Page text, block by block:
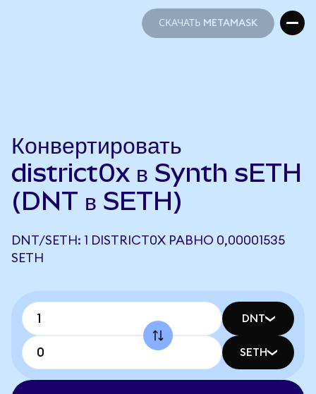
СКАЧАТЬ METAMASK
Конвертировать
district0x в Synth sETH
(DNT в SETH)
DNT/SETH: 1 DISTRICT0X РАВНО 0,00001535
SETH
DNT
SETH